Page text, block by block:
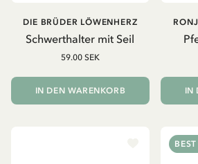
Schwerthalter mit Seil
DIE BRÜDER LÖWENHERZ
59.00 SEK
IN DEN WARENKORB IN